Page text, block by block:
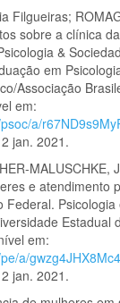
Filgueiras;
sobre a clínica
&
em
Associação
em:
a/
jan. 2021.
MALUSCHKE,
e atendimento
Federal.
Estadual
em:
a/
jan. 2021.